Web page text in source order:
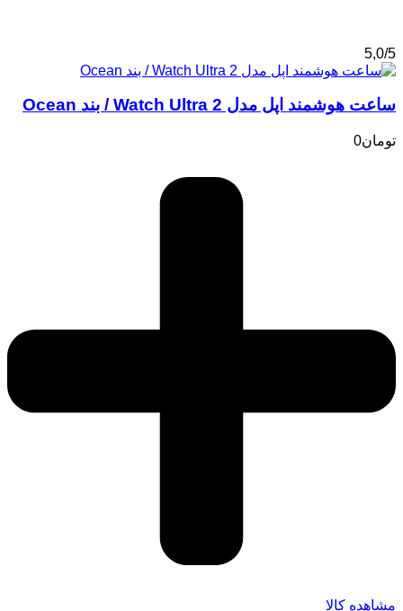
5,0/5
ساعت هوشمند اپل مدل Watch Ultra 2 / بند Ocean
تومان0
مشاهده کالا